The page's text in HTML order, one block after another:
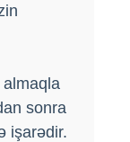
almaqla
sonra
işarədir.